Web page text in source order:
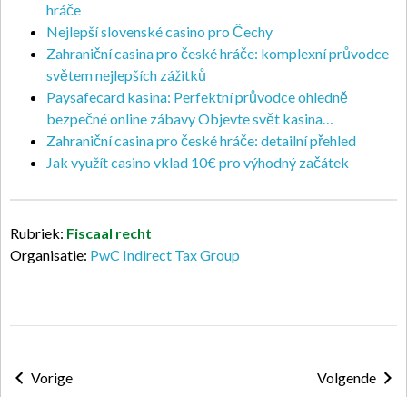
hráče
Nejlepší slovenské casino pro Čechy
Zahraniční casina pro české hráče: komplexní průvodce
světem nejlepších zážitků
Paysafecard kasina: Perfektní průvodce ohledně
bezpečné online zábavy Objevte svět kasina…
Zahraniční casina pro české hráče: detailní přehled
Jak využít casino vklad 10€ pro výhodný začátek
Rubriek: Fiscaal recht
Organisatie: PwC Indirect Tax Group
Vorige
Volgende